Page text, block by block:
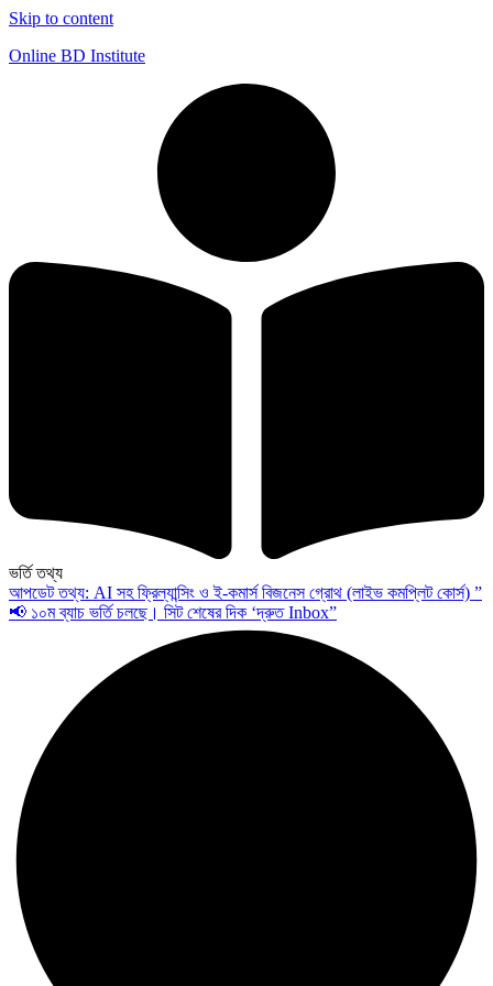
Skip to content
Online BD Institute
ভর্তি তথ্য
আপডেট তথ্য: AI সহ ফ্রিল্যান্সিং ও ই-কমার্স বিজনেস গ্রোথ (লাইভ কমপ্লিট কোর্স) ”
📢 ১০ম ব্যাচ ভর্তি চলছে। সিট শেষের দিক ‘দ্রুত Inbox”